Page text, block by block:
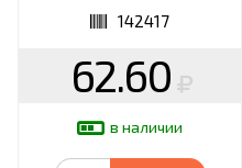
142417
62.60
в наличии